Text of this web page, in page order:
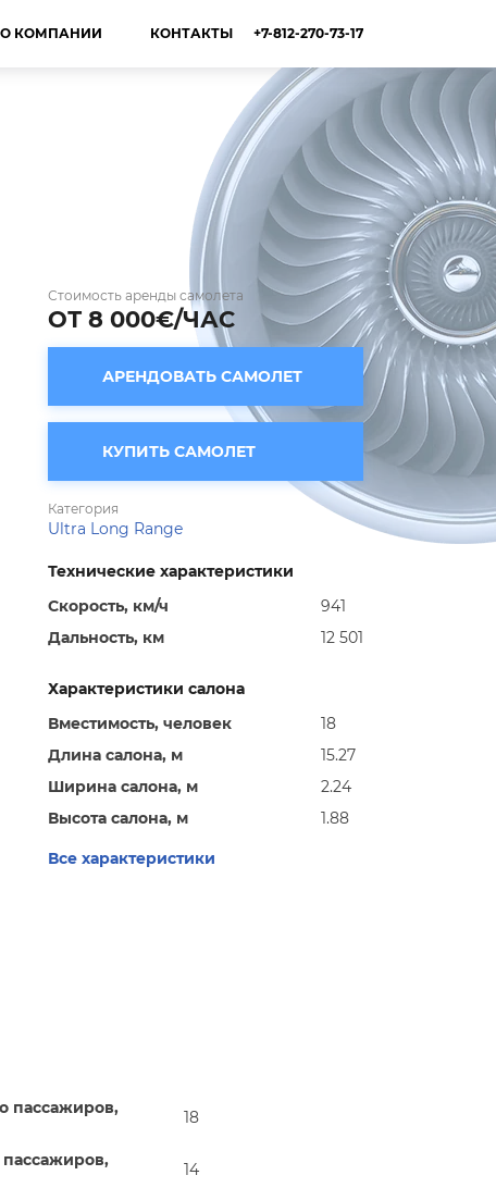
О КОМПАНИИ КОНТАКТЫ +7-812-270-73-17
Стоимость аренды самолета
ОТ 8 000€/ЧАС
АРЕНДОВАТЬ САМОЛЕТ
КУПИТЬ САМОЛЕТ
Категория
Ultra Long Range
Технические характеристики
Скорость, км/ч
941
Дальность, км
12 501
Характеристики салона
Вместимость, человек
18
Длина салона, м
15.27
Ширина салона, м
2.24
Высота салона, м
1.88
Все характеристики
пассажиров,
18
14